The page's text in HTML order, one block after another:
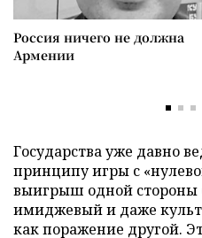
Россия ничего не должна
Армении
Государства уже давно
принципу игры с
выигрыш одной стороны
имиджевый и даже
как поражение другой.